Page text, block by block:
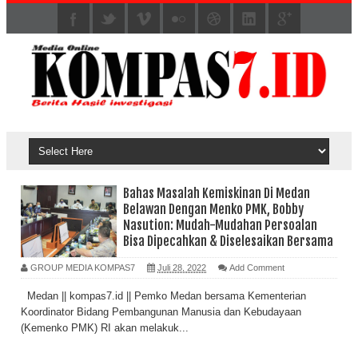
Bahas Masalah Kemiskinan Di Medan
Belawan Dengan Menko PMK, Bobby
Nasution: Mudah-Mudahan Persoalan
Bisa Dipecahkan & Diselesaikan Bersama
GROUP MEDIA KOMPAS7 Juli 28, 2022 Add Comment
Medan || kompas7.id || Pemko Medan bersama Kementerian
Koordinator Bidang Pembangunan Manusia dan Kebudayaan
(Kemenko PMK) RI akan melakuk...